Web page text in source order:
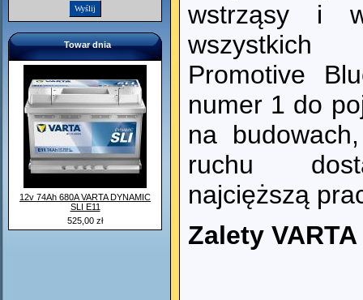
Towar dnia
12v 74Ah 680A VARTA DYNAMIC
SLI E11
525,00 zł
wstrząsy i
Promotive
numer 1 do
na
ruchu
najcięższą
Zalety